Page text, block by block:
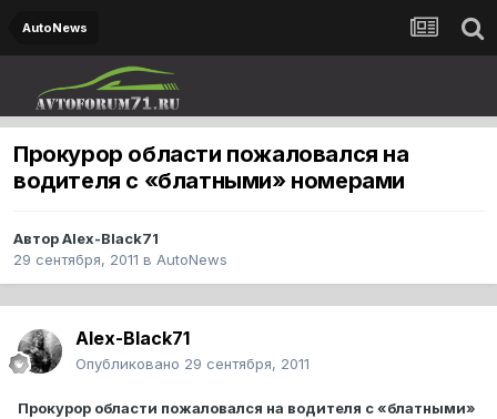
AutoNews
Прокурор области пожаловался на
водителя с «блатными» номерами
АвторAlex-Black71
29 сентября, 2011 в AutoNews
Alex-Black71
Опубликовано 29 сентября, 2011
Прокурор области пожаловался на водителя с «блатными»